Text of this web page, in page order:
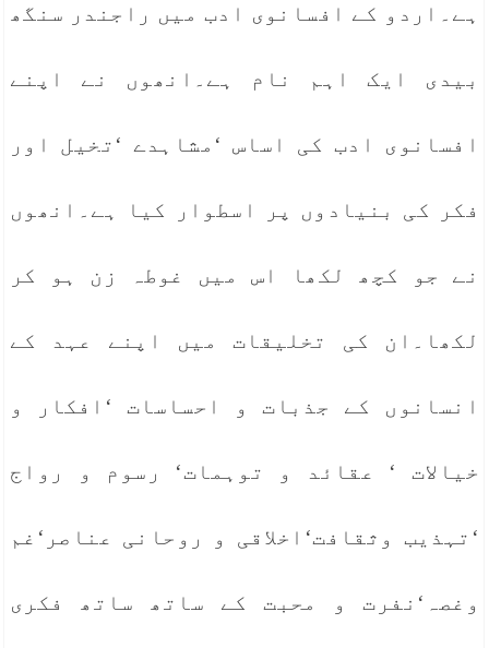
ہے۔اردو کے افسانوی ادب میں راجندر سنگھ
بیدی ایک اہم نام ہے۔انھوں نے اپنے
افسانوی ادب کی اساس ‘مشاہدے ‘تخیل اور
فکر کی بنیادوں پر اسطوار کیا ہے۔انھوں
نے جو کچھ لکھا اس میں غوطہ زن ہو کر
لکھا۔ان کی تخلیقات میں اپنے عہد کے
انسانوں کے جذبات و احساسات ‘افکار و
خیالات ‘ عقائد و توہمات‘ رسوم و رواج
‘تہذیب وثقافت‘اخلاقی و روحانی عناصر‘غم
وغصہ‘نفرت و محبت کے ساتھ ساتھ فکری